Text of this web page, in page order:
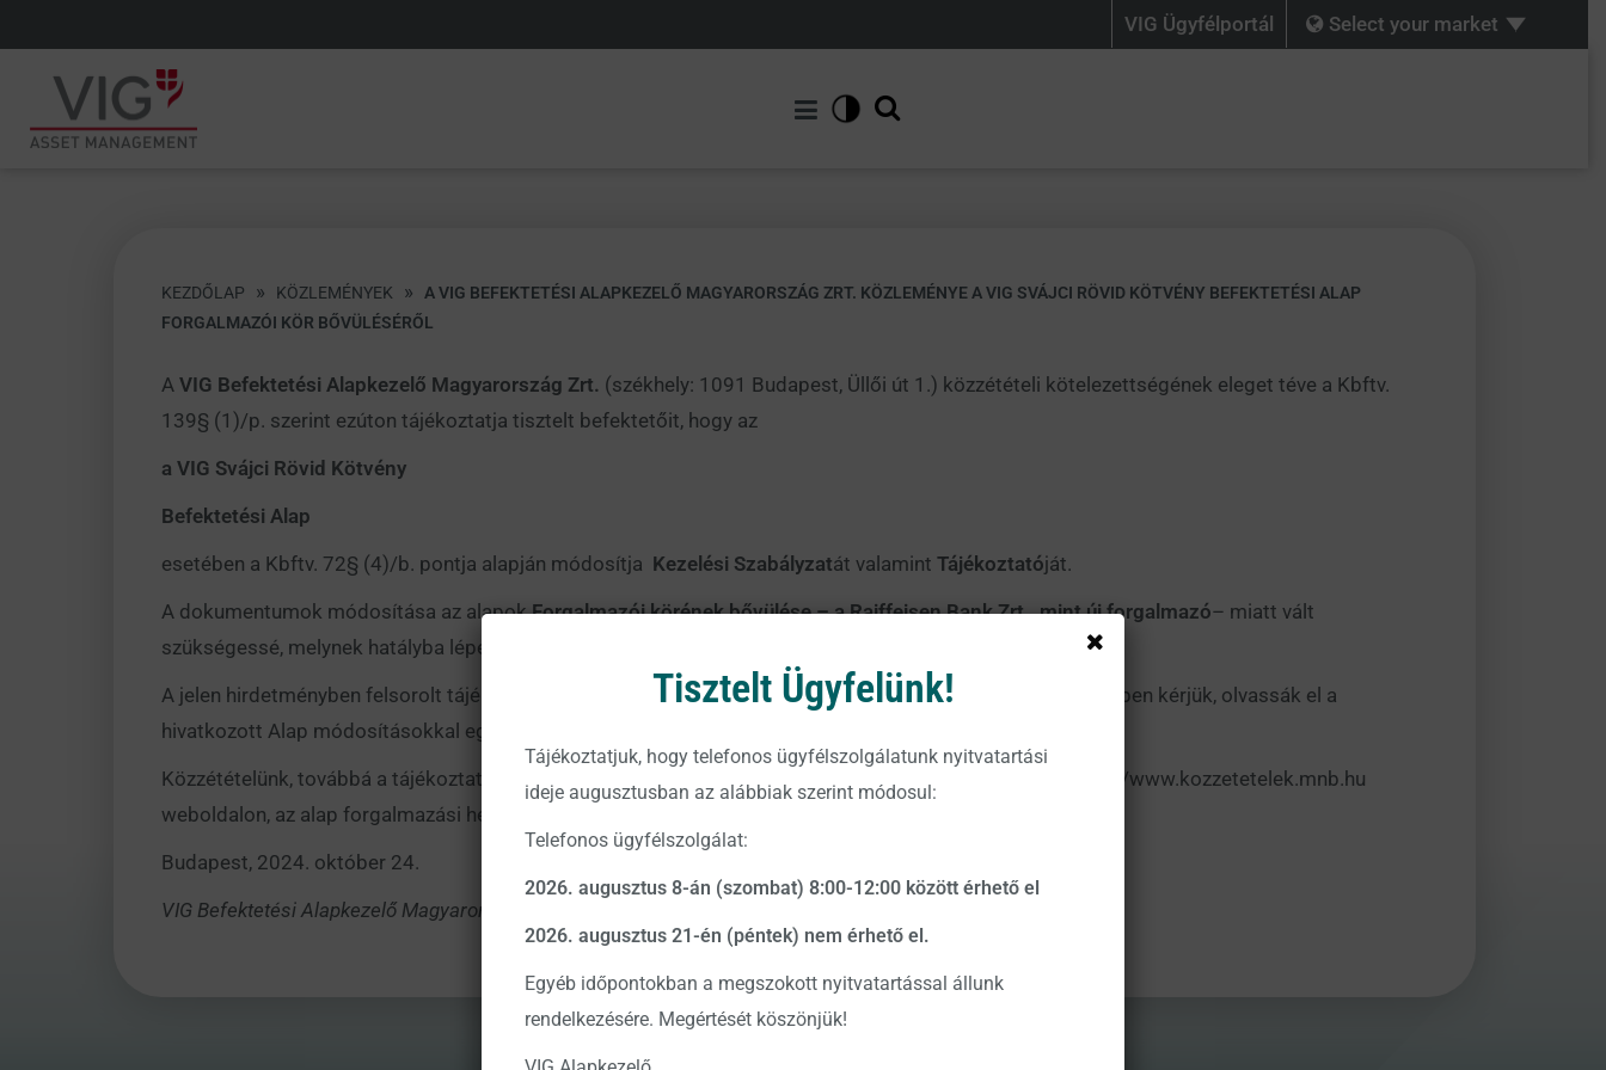
VIG Ügyfélportál Select your market
KEZDŐLAP » KÖZLEMÉNYEK » A VIG BEFEKTETÉSI ALAPKEZELŐ MAGYARORSZÁG ZRT. KÖZLEMÉNYE A VIG SVÁJCI RÖVID KÖTVÉNY BEFEKTETÉSI ALAP
FORGALMAZÓI KÖR BŐVÜLÉSÉRŐL
A VIG Befektetési Alapkezelő Magyarország Zrt. (székhely: 1091 Budapest, Üllői út 1.) közzétételi kötelezettségének eleget téve a Kbftv.
139§ (1)/p. szerint ezúton tájékoztatja tisztelt befektetőit, hogy az
a VIG Svájci Rövid Kötvény
Befektetési Alap
esetében a Kbftv. 72§ (4)/b. pontja alapján módosítja Kezelési Szabályzatát valamint Tájékoztatóját.
A dokumentumok módosítása az alapokForgalmazói körének bővülése – a Raiffeisen Bank Zrt., mint új forgalmazó– miatt vált
szükségessé, melynek hatályba lépése
A jelen hirdetményben felsorolt tájékoztatás nem teljes körű, így a pontos és részletes tájékoztatás érdekében kérjük, olvassák el a
hivatkozott Alap módosításokkal egységes szerkezetbe foglalt Tájékoztatóját.
Közzétételünk, továbbá a tájékoztatók megtekinthetők az Alapkezelő hivatalos közzétételi helyein, a https://www.kozzetetelek.mnb.hu
weboldalon, az alap forgalmazási helyein, illetve a
Budapest, 2024. október 24.
VIG Befektetési Alapkezelő Magyarország Zrt.
Tisztelt Ügyfelünk!
Tájékoztatjuk, hogy telefonos ügyfélszolgálatunk nyitvatartási
ideje augusztusban az alábbiak szerint módosul:
Telefonos ügyfélszolgálat:
2026. augusztus 8-án (szombat) 8:00-12:00 között érhető el
2026. augusztus 21-én (péntek) nem érhető el.
Egyéb időpontokban a megszokott nyitvatartással állunk
rendelkezésére. Megértését köszönjük!